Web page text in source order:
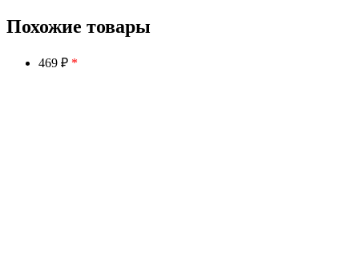
Похожие товары
469 ₽ *